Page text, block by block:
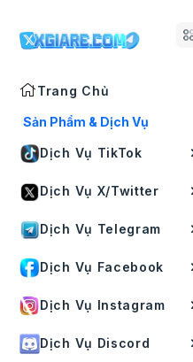
Trang Chủ
Sản Phẩm & Dịch Vụ
Dịch Vụ TikTok
Dịch Vụ X/Twitter
Dịch Vụ Telegram
Dịch Vụ Facebook
Dịch Vụ Instagram
Dịch Vụ Discord